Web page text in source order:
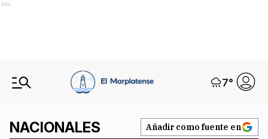
Ads
7°
NACIONALES Añadir como fuente en